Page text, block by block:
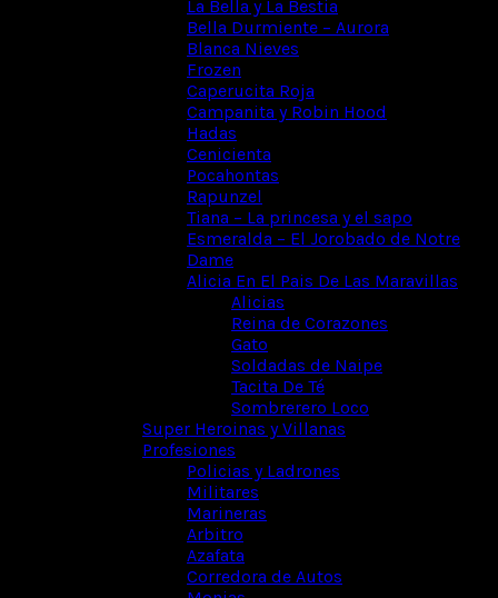
La Bella y La Bestia
Bella Durmiente – Aurora
Blanca Nieves
Frozen
Caperucita Roja
Campanita y Robin Hood
Hadas
Cenicienta
Pocahontas
Rapunzel
Tiana – La princesa y el sapo
Esmeralda – El Jorobado de Notre
Dame
Alicia En El Pais De Las Maravillas
Alicias
Reina de Corazones
Gato
Soldadas de Naipe
Tacita De Té
Sombrerero Loco
Super Heroinas y Villanas
Profesiones
Policias y Ladrones
Militares
Marineras
Arbitro
Azafata
Corredora de Autos